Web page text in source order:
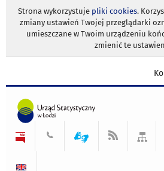
Strona wykorzystuje pliki cookies.
zmiany ustawień Twojej przeglądarki
umieszczane w Twoim urządzeniu
zmienić te